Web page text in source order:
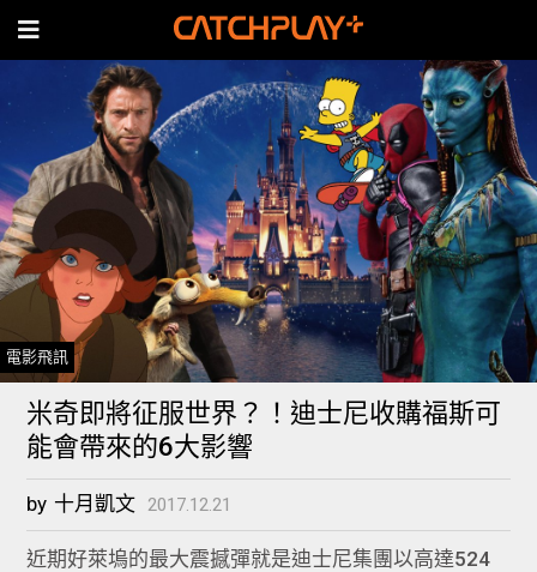
電影飛訊
米奇即將征服世界？！迪士尼收購福斯可
能會帶來的6大影響
by 十月凱文 2017.12.21
近期好萊塢的最大震撼彈就是迪士尼集團以高達524